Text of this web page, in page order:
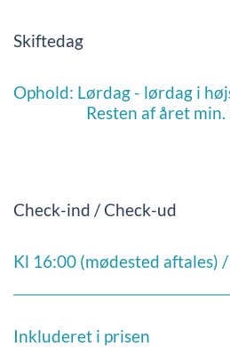
Skiftedag
Ophold: Lørdag - lørdag i
Resten af året
Check-ind / Check-ud
Kl 16:00 (mødested aftales)
Inkluderet i prisen